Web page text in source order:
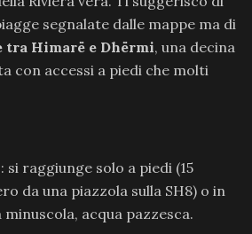
segnalate dalle mappe ma di
tra Himarë e Dhërmi, una decina
con accessi a piedi che molti
: si raggiunge solo a piedi (15
da una piazzola sulla SH8) o in
minuscola, acqua pazzesca.